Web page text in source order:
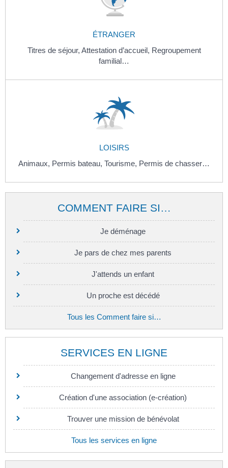
ÉTRANGER
Titres de séjour, Attestation d’accueil, Regroupement
familial…
LOISIRS
Animaux, Permis bateau, Tourisme, Permis de chasser…
COMMENT FAIRE SI…
Je déménage
Je pars de chez mes parents
J'attends un enfant
Un proche est décédé
Tous les Comment faire si…
SERVICES EN LIGNE
Changement d'adresse en ligne
Création d'une association (e-création)
Trouver une mission de bénévolat
Tous les services en ligne